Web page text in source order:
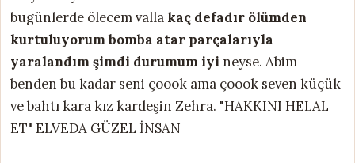
bugünlerde ölecem vallakaç defadır ölümden
kurtuluyorum bomba atar parçalarıyla
yaralandım şimdi durumum iyi neyse. Abim
benden bu kadar seni çoook ama çoook seven küçük
ve bahtı kara kız kardeşin Zehra. "HAKKINI HELAL
ET" ELVEDA GÜZEL İNSAN